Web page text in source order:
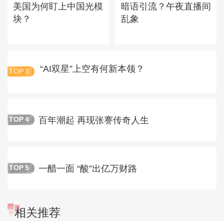
美国为何盯上中国光模
块？
暗语引流？午夜直播间
乱象
TOP 3 “AI双星”上空有何新本领？
TOP 4 百年潮起 再现张謇传奇人生
TOP 5 一醋一面 “酸”出亿万财路
相关推荐